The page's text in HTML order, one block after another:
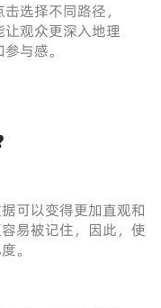
选择不同路径，
观众更深入地理
与感。
可以变得更加直观和
易被记住，因此，使
。